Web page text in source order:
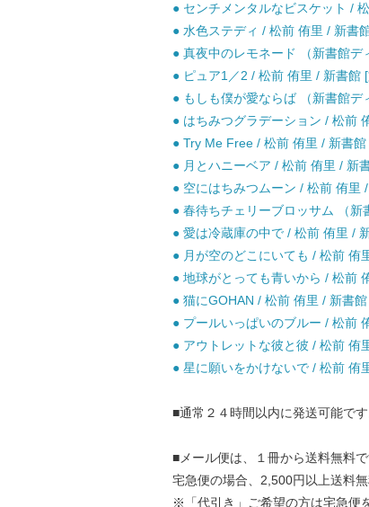
● センチメンタルなビスケット /
● 水色ステディ / 松前 侑里 / 新書
● 真夜中のレモネード （新書館
● ピュア1／2 / 松前 侑里 / 新書館
● もしも僕が愛ならば （新書館
● はちみつグラデーション / 松前
● Try Me Free / 松前 侑里 / 新書館
● 月とハニーベア / 松前 侑里 / 新
● 空にはちみつムーン / 松前 侑里
● 春待ちチェリーブロッサム （
● 愛は冷蔵庫の中で / 松前 侑里 /
● 月が空のどこにいても / 松前 侑
● 地球がとっても青いから / 松前
● 猫にGOHAN / 松前 侑里 / 新書
● プールいっぱいのブルー / 松前
● アウトレットな彼と彼 / 松前 侑
● 星に願いをかけないで / 松前 侑
■通常２４時間以内に発送可能です
■メール便は、１冊から送料無料で
宅急便の場合、2,500円以上送料無
※「代引き」ご希望の方は宅急便